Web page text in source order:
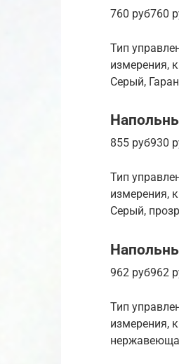
760 руб760
Тип
измерения,
Серый,
855 руб930
Тип
измерения,
Серый,
962 руб962
Тип
измерения,